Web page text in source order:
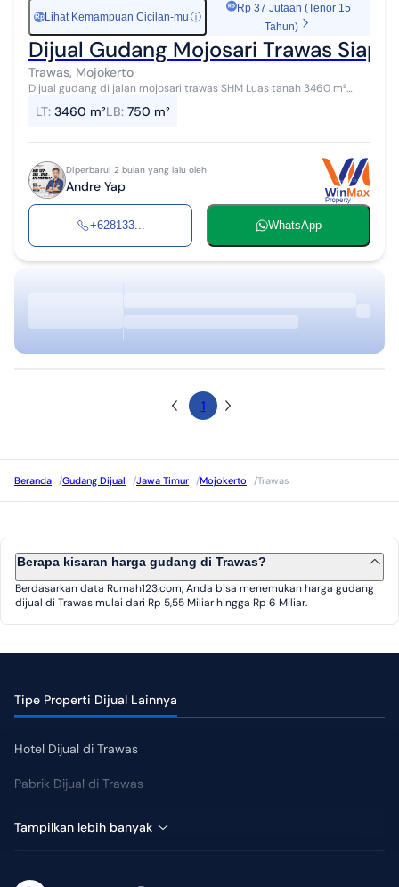
Rp Lihat Kemampuan Cicilan-mu ⓘ
Rp 37 Jutaan (Tenor 15
Tahun)
Dijual Gudang Mojosari Trawas Siap
Trawas, Mojokerto
Dijual gudang di jalan mojosari trawas SHM Luas tanah 3460 m²
Pagar keliling 95%...
LT: 3460 m²LB: 750 m²
Diperbarui 2 bulan yang lalu oleh
Andre Yap
+628133... WhatsApp
1
Beranda /Gudang Dijual /Jawa Timur /Mojokerto /Trawas
Berapa kisaran harga gudang di Trawas?
Berdasarkan data Rumah123.com, Anda bisa menemukan harga gudang
dijual di Trawas mulai dari Rp 5,55 Miliar hingga Rp 6 Miliar.
Tipe Properti Dijual Lainnya
Hotel Dijual di Trawas
Pabrik Dijual di Trawas
Tampilkan lebih banyak